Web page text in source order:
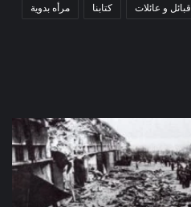
قبائل و عائلات كتابنا مرأه بدوية